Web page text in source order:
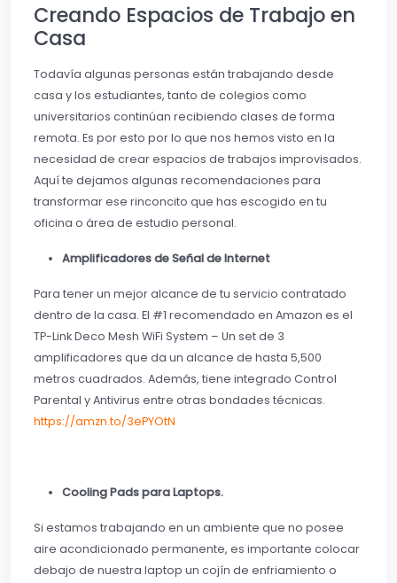
Creando Espacios de Trabajo en
Casa
Todavía algunas personas están trabajando desde
casa y los estudiantes, tanto de colegios como
universitarios continúan recibiendo clases de forma
remota. Es por esto por lo que nos hemos visto en la
necesidad de crear espacios de trabajos improvisados.
Aquí te dejamos algunas recomendaciones para
transformar ese rinconcito que has escogido en tu
oficina o área de estudio personal.
Amplificadores de Señal de Internet
Para tener un mejor alcance de tu servicio contratado
dentro de la casa. El #1 recomendado en Amazon es el
TP-Link Deco Mesh WiFi System – Un set de 3
amplificadores que da un alcance de hasta 5,500
metros cuadrados. Además, tiene integrado Control
Parental y Antivirus entre otras bondades técnicas.
https://amzn.to/3ePYOtN
Cooling Pads para Laptops.
Si estamos trabajando en un ambiente que no posee
aire acondicionado permanente, es importante colocar
debajo de nuestra laptop un cojín de enfriamiento o